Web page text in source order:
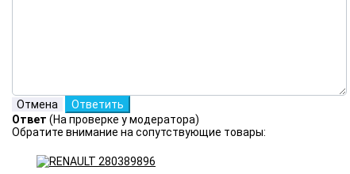
Ответ (На проверке у модератора)
Обратите внимание на сопутствующие товары: